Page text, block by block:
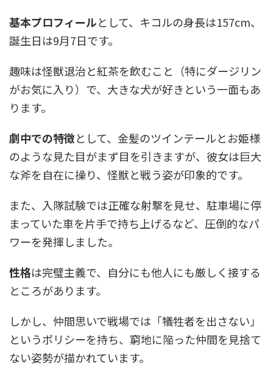
基本プロフィールとして、キコルの身長は157cm、
誕生日は9月7日です。
趣味は怪獣退治と紅茶を飲むこと（特にダージリン
がお気に入り）で、大きな犬が好きという一面もあ
ります。
劇中での特徴として、金髪のツインテールとお姫様
のような見た目がまず目を引きますが、彼女は巨大
な斧を自在に操り、怪獣と戦う姿が印象的です。
また、入隊試験では正確な射撃を見せ、駐車場に停
まっていた車を片手で持ち上げるなど、圧倒的なパ
ワーを発揮しました。
性格は完璧主義で、自分にも他人にも厳しく接する
ところがあります。
しかし、仲間思いで戦場では「犠牲者を出さない」
というポリシーを持ち、窮地に陥った仲間を見捨て
ない姿勢が描かれています。